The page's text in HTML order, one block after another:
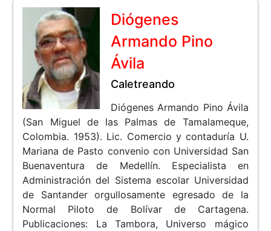
Diógenes
Armando Pino
Ávila
Caletreando
Diógenes Armando Pino Ávila
(San Miguel de las Palmas de Tamalameque,
Colombia. 1953). Lic. Comercio y contaduría U.
Mariana de Pasto convenio con Universidad San
Buenaventura de Medellín. Especialista en
Administración del Sistema escolar Universidad
de Santander orgullosamente egresado de la
Normal Piloto de Bolívar de Cartagena.
Publicaciones: La Tambora, Universo mágico